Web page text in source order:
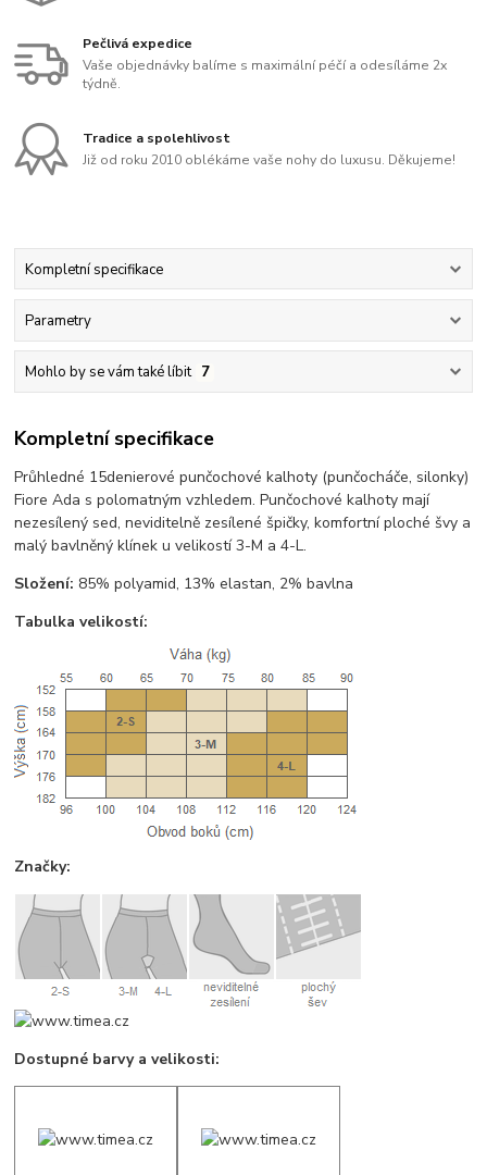
Pečlivá expedice
Vaše objednávky balíme s maximální péčí a odesíláme 2x
týdně.
Tradice a spolehlivost
Již od roku 2010 oblékáme vaše nohy do luxusu. Děkujeme!
Kompletní specifikace
Parametry
Mohlo by se vám také líbit 7
Kompletní specifikace
Průhledné 15denierové punčochové kalhoty (punčocháče, silonky)
Fiore Ada s polomatným vzhledem. Punčochové kalhoty mají
nezesílený sed, neviditelně zesílené špičky, komfortní ploché švy a
malý bavlněný klínek u velikostí 3-M a 4-L.
Složení: 85% polyamid, 13% elastan, 2% bavlna
Tabulka velikostí:
Značky:
Dostupné barvy a velikosti: